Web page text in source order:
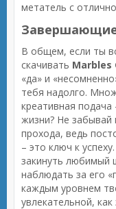
метатель с
В общем, если ты
скачивать Marbles
«да» и
тебя надолго.
креативная
жизни? Не забывай
прохода, ведь
– это ключ к
закинуть любимый
наблюдать за его
каждым уровнем
увлекательной, как